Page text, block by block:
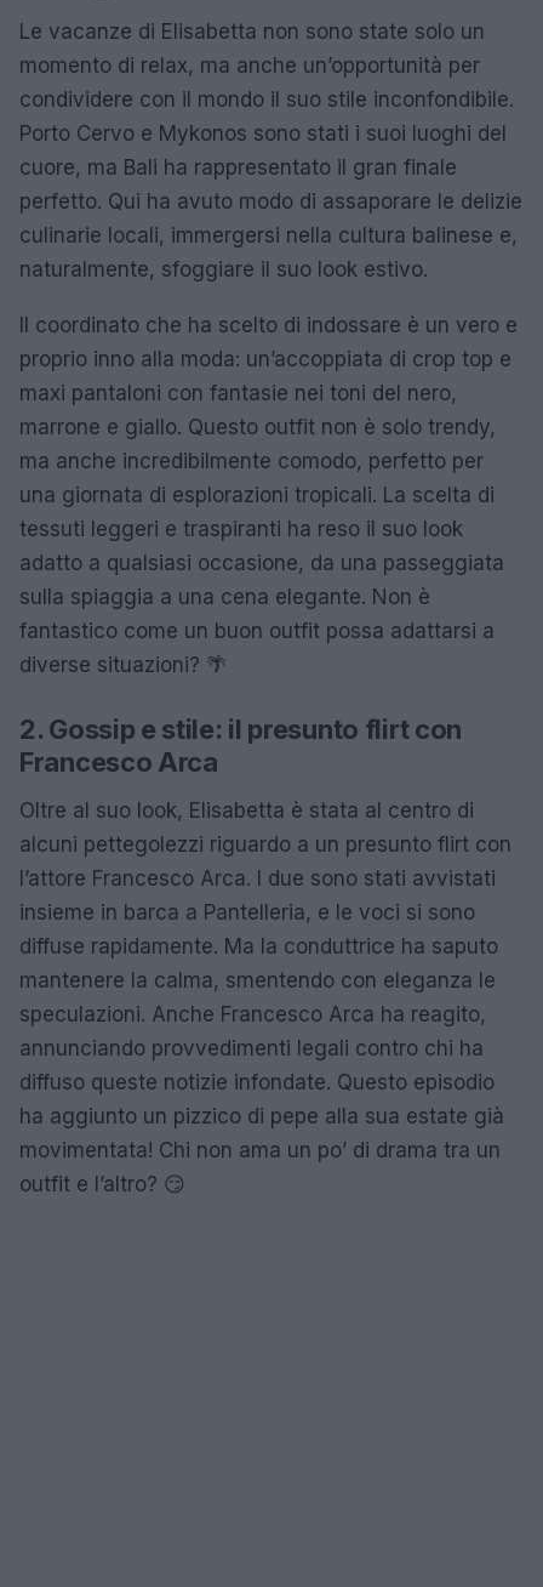
Le vacanze di Elisabetta non sono state solo un
momento di relax, ma anche un’opportunità per
condividere con il mondo il suo stile inconfondibile.
Porto Cervo e Mykonos sono stati i suoi luoghi del
cuore, ma Bali ha rappresentato il gran finale
perfetto. Qui ha avuto modo di assaporare le delizie
culinarie locali, immergersi nella cultura balinese e,
naturalmente, sfoggiare il suo look estivo.
Il coordinato che ha scelto di indossare è un vero e
proprio inno alla moda: un’accoppiata di crop top e
maxi pantaloni con fantasie nei toni del nero,
marrone e giallo. Questo outfit non è solo trendy,
ma anche incredibilmente comodo, perfetto per
una giornata di esplorazioni tropicali. La scelta di
tessuti leggeri e traspiranti ha reso il suo look
adatto a qualsiasi occasione, da una passeggiata
sulla spiaggia a una cena elegante. Non è
fantastico come un buon outfit possa adattarsi a
diverse situazioni? 🌴
2. Gossip e stile: il presunto flirt con
Francesco Arca
Oltre al suo look, Elisabetta è stata al centro di
alcuni pettegolezzi riguardo a un presunto flirt con
l’attore Francesco Arca. I due sono stati avvistati
insieme in barca a Pantelleria, e le voci si sono
diffuse rapidamente. Ma la conduttrice ha saputo
mantenere la calma, smentendo con eleganza le
speculazioni. Anche Francesco Arca ha reagito,
annunciando provvedimenti legali contro chi ha
diffuso queste notizie infondate. Questo episodio
ha aggiunto un pizzico di pepe alla sua estate già
movimentata! Chi non ama un po’ di drama tra un
outfit e l’altro? 😏